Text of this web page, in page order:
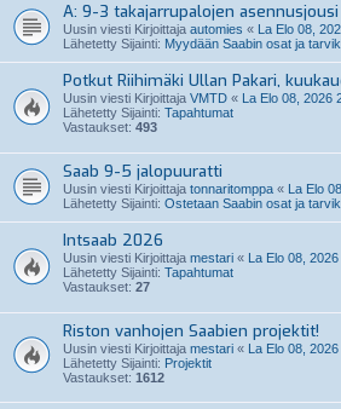
A: 9-3 takajarrupalojen asennusjousi
Uusin viesti Kirjoittaja automies «
La Elo 08,
Lähetetty Sijainti: Myydään Saabin osat ja
Potkut Riihimäki Ullan Pakari,
Uusin viesti Kirjoittaja VMTD «
La Elo 08, 2026
Lähetetty Sijainti: Tapahtumat
Vastaukset: 493
Saab 9-5 jalopuuratti
Uusin viesti Kirjoittaja tonnaritomppa « La Elo
Lähetetty Sijainti: Ostetaan Saabin osat ja
Intsaab 2026
Uusin viesti Kirjoittaja mestari « La Elo 08,
Lähetetty Sijainti: Tapahtumat
Vastaukset: 27
Riston vanhojen Saabien projektit!
Uusin viesti Kirjoittaja mestari « La Elo 08,
Lähetetty Sijainti: Projektit
Vastaukset: 1612